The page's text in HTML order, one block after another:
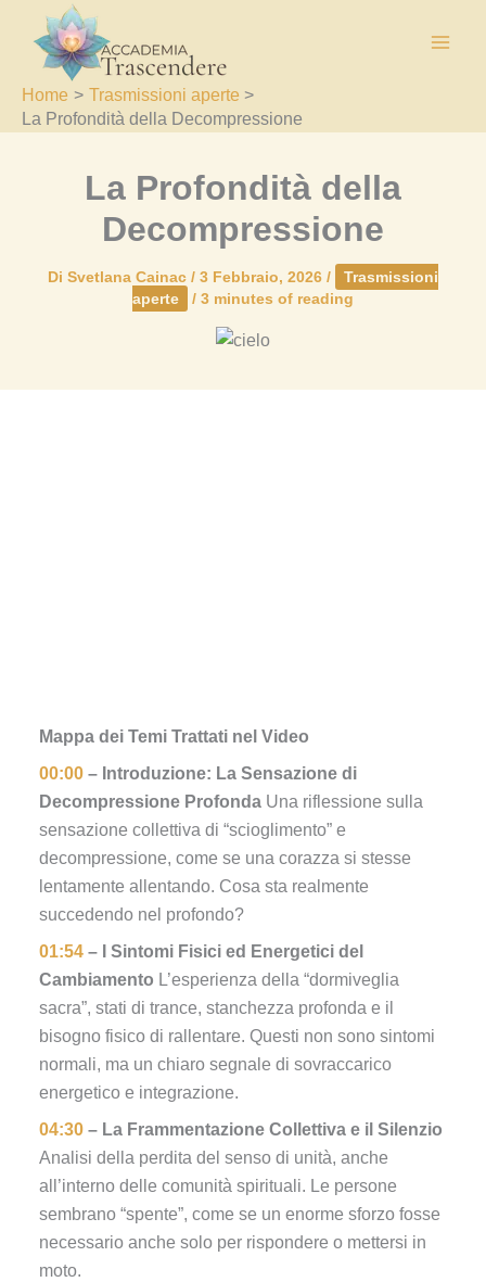
contenuto
Home
Trasmissioni aperte
La Profondità della Decompressione
La Profondità della
Decompressione
Di Svetlana Cainac / 3 Febbraio, 2026 /
Trasmissioni
aperte
/ 3 minutes of reading
Mappa dei Temi Trattati nel Video
00:00 – Introduzione: La Sensazione di
Decompressione Profonda Una riflessione sulla
sensazione collettiva di “scioglimento” e
decompressione, come se una corazza si stesse
lentamente allentando. Cosa sta realmente
succedendo nel profondo?
01:54 – I Sintomi Fisici ed Energetici del
Cambiamento L’esperienza della “dormiveglia
sacra”, stati di trance, stanchezza profonda e il
bisogno fisico di rallentare. Questi non sono sintomi
normali, ma un chiaro segnale di sovraccarico
energetico e integrazione.
04:30 – La Frammentazione Collettiva e il Silenzio
Analisi della perdita del senso di unità, anche
all’interno delle comunità spirituali. Le persone
sembrano “spente”, come se un enorme sforzo fosse
necessario anche solo per rispondere o mettersi in
moto.